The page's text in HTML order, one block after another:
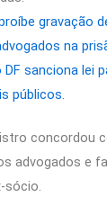
gravação
na
DF sanciona lei
públicos.
concordou
advogados e
sócio.